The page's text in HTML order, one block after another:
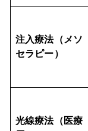
注入療法（メソ
セラピー）
光線療法（医療